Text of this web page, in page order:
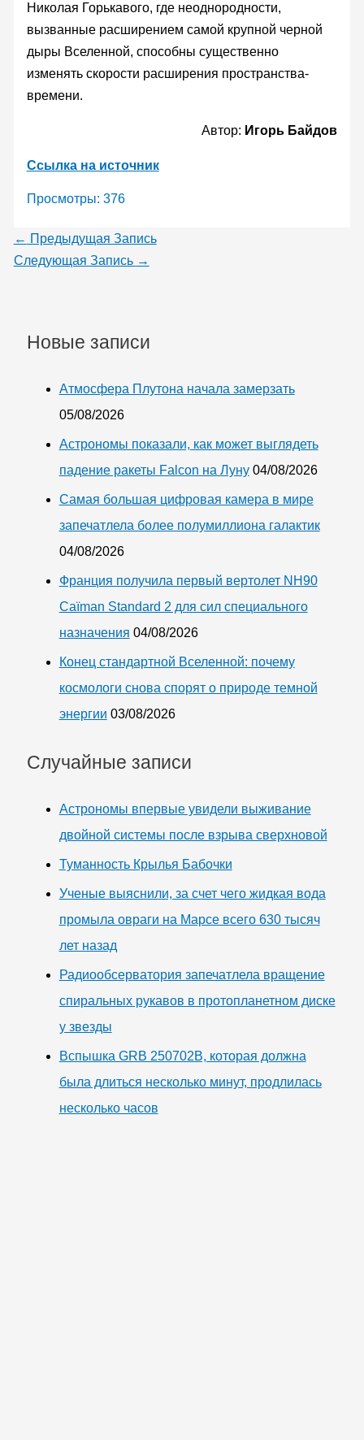
Николая Горькавого, где неоднородности,
вызванные расширением самой крупной черной
дыры Вселенной, способны существенно
изменять скорости расширения пространства-
времени.
Автор: Игорь Байдов
Ссылка на источник
Просмотры: 376
← Предыдущая Запись
Следующая Запись →
Новые записи
Атмосфера Плутона начала замерзать
05/08/2026
Астрономы показали, как может выглядеть
падение ракеты Falcon на Луну 04/08/2026
Самая большая цифровая камера в мире
запечатлела более полумиллиона галактик
04/08/2026
Франция получила первый вертолет NH90
Caïman Standard 2 для сил специального
назначения 04/08/2026
Конец стандартной Вселенной: почему
космологи снова спорят о природе темной
энергии 03/08/2026
Случайные записи
Астрономы впервые увидели выживание
двойной системы после взрыва сверхновой
Туманность Крылья Бабочки
Ученые выяснили, за счет чего жидкая вода
промыла овраги на Марсе всего 630 тысяч
лет назад
Радиообсерватория запечатлела вращение
спиральных рукавов в протопланетном диске
у звезды
Вспышка GRB 250702B, которая должна
была длиться несколько минут, продлилась
несколько часов